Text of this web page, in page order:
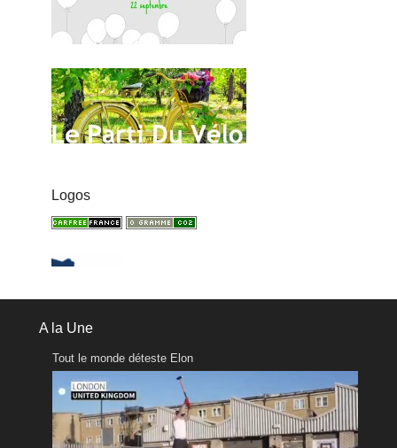
Logos
A la Une
Tout le monde déteste Elon